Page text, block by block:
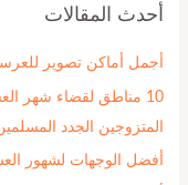
ث
ن
:
أحدث المقالات
أجمل أماكن تصوير
10 مناطق لقضاء شهر
المتزوجين الجدد
أفضل الوجهات لشهور العسل